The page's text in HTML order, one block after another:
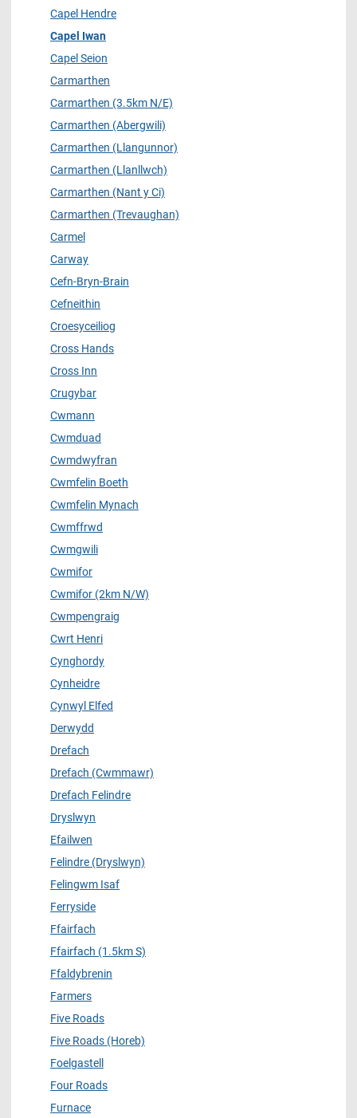
Capel Hendre
Capel Iwan
Capel Seion
Carmarthen
Carmarthen (3.5km N/E)
Carmarthen (Abergwili)
Carmarthen (Llangunnor)
Carmarthen (Llanllwch)
Carmarthen (Nant y Ci)
Carmarthen (Trevaughan)
Carmel
Carway
Cefn-Bryn-Brain
Cefneithin
Croesyceiliog
Cross Hands
Cross Inn
Crugybar
Cwmann
Cwmduad
Cwmdwyfran
Cwmfelin Boeth
Cwmfelin Mynach
Cwmffrwd
Cwmgwili
Cwmifor
Cwmifor (2km N/W)
Cwmpengraig
Cwrt Henri
Cynghordy
Cynheidre
Cynwyl Elfed
Derwydd
Drefach
Drefach (Cwmmawr)
Drefach Felindre
Dryslwyn
Efailwen
Felindre (Dryslwyn)
Felingwm Isaf
Ferryside
Ffairfach
Ffairfach (1.5km S)
Ffaldybrenin
Farmers
Five Roads
Five Roads (Horeb)
Foelgastell
Four Roads
Furnace